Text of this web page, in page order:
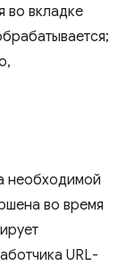
во вкладке
необходимой
во время
URL-